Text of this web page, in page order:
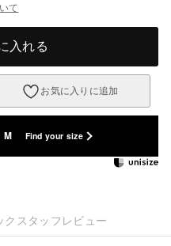
て
入れる
お気に入りに追加
M Find your size
ク スタッフレビュー